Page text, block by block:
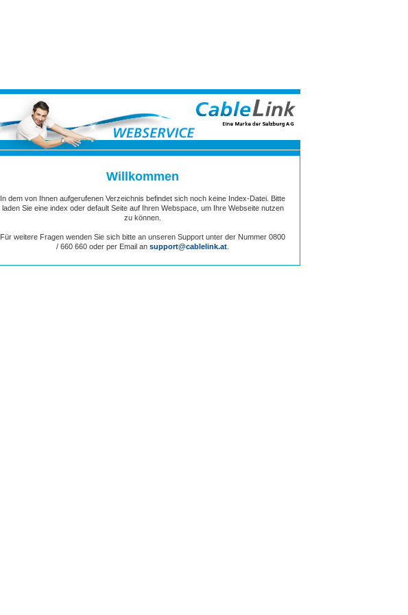
Willkommen
In dem von Ihnen aufgerufenen Verzeichnis befindet sich noch keine Index-Datei. Bitte
laden Sie eine index oder default Seite auf Ihren Webspace, um Ihre Webseite nutzen
zu können.
Für weitere Fragen wenden Sie sich bitte an unseren Support unter der Nummer 0800
/ 660 660 oder per Email an support@cablelink.at